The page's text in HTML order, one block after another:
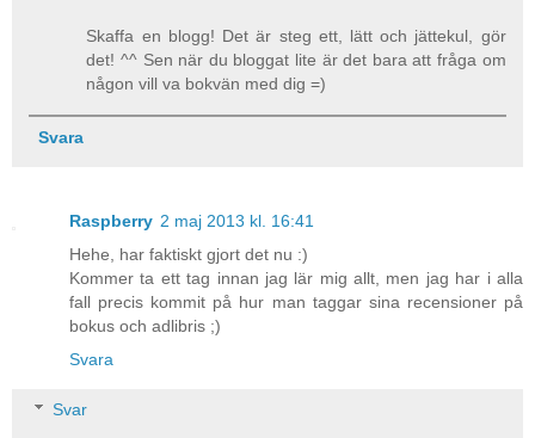
Skaffa en blogg! Det är steg ett, lätt och jättekul, gör
det! ^^ Sen när du bloggat lite är det bara att fråga om
någon vill va bokvän med dig =)
Svara
Raspberry 2 maj 2013 kl. 16:41
Hehe, har faktiskt gjort det nu :)
Kommer ta ett tag innan jag lär mig allt, men jag har i alla
fall precis kommit på hur man taggar sina recensioner på
bokus och adlibris ;)
Svara
Svar